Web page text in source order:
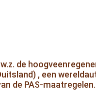
de
, een
de PAS-maatregelen.